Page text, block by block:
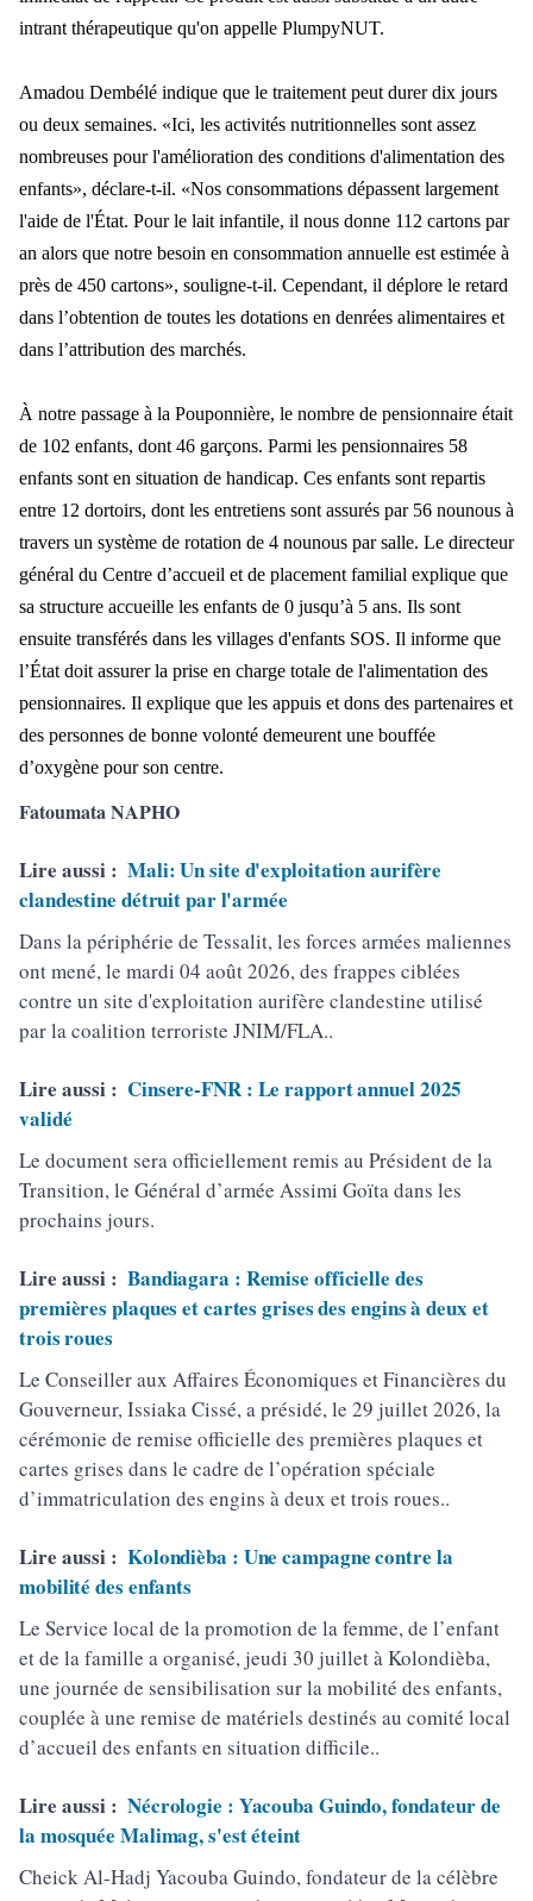
intrant thérapeutique qu'on appelle PlumpyNUT.
Amadou Dembélé indique que le traitement peut durer dix jours
ou deux semaines. «Ici, les activités nutritionnelles sont assez
nombreuses pour l'amélioration des conditions d'alimentation des
enfants», déclare-t-il. «Nos consommations dépassent largement
l'aide de l'État. Pour le lait infantile, il nous donne 112 cartons par
an alors que notre besoin en consommation annuelle est estimée à
près de 450 cartons», souligne-t-il. Cependant, il déplore le retard
dans l’obtention de toutes les dotations en denrées alimentaires et
dans l’attribution des marchés.
À notre passage à la Pouponnière, le nombre de pensionnaire était
de 102 enfants, dont 46 garçons. Parmi les pensionnaires 58
enfants sont en situation de handicap. Ces enfants sont repartis
entre 12 dortoirs, dont les entretiens sont assurés par 56 nounous à
travers un système de rotation de 4 nounous par salle. Le directeur
général du Centre d’accueil et de placement familial explique que
sa structure accueille les enfants de 0 jusqu’à 5 ans. Ils sont
ensuite transférés dans les villages d'enfants SOS. Il informe que
l’État doit assurer la prise en charge totale de l'alimentation des
pensionnaires. Il explique que les appuis et dons des partenaires et
des personnes de bonne volonté demeurent une bouffée
d’oxygène pour son centre.
Fatoumata NAPHO
Lire aussi : Mali: Un site d'exploitation aurifère
clandestine détruit par l'armée
Dans la périphérie de Tessalit, les forces armées maliennes
ont mené, le mardi 04 août 2026, des frappes ciblées
contre un site d'exploitation aurifère clandestine utilisé
par la coalition terroriste JNIM/FLA..
Lire aussi : Cinsere-FNR : Le rapport annuel 2025
validé
Le document sera officiellement remis au Président de la
Transition, le Général d’armée Assimi Goïta dans les
prochains jours.
Lire aussi : Bandiagara : Remise officielle des
premières plaques et cartes grises des engins à deux et
trois roues
Le Conseiller aux Affaires Économiques et Financières du
Gouverneur, Issiaka Cissé, a présidé, le 29 juillet 2026, la
cérémonie de remise officielle des premières plaques et
cartes grises dans le cadre de l’opération spéciale
d’immatriculation des engins à deux et trois roues..
Lire aussi : Kolondièba : Une campagne contre la
mobilité des enfants
Le Service local de la promotion de la femme, de l’enfant
et de la famille a organisé, jeudi 30 juillet à Kolondièba,
une journée de sensibilisation sur la mobilité des enfants,
couplée à une remise de matériels destinés au comité local
d’accueil des enfants en situation difficile..
Lire aussi : Nécrologie : Yacouba Guindo, fondateur de
la mosquée Malimag, s'est éteint
Cheick Al-Hadj Yacouba Guindo, fondateur de la célèbre